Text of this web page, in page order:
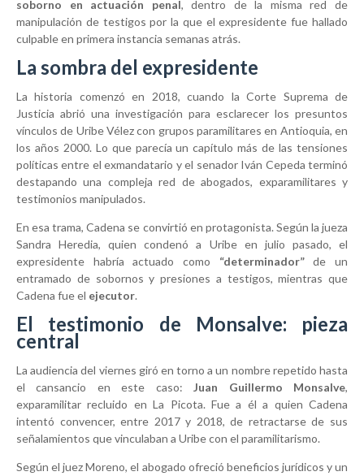
soborno en actuación penal, dentro de la misma red de
manipulación de testigos por la que el expresidente fue hallado
culpable en primera instancia semanas atrás.
La sombra del expresidente
La historia comenzó en 2018, cuando la Corte Suprema de
Justicia abrió una investigación para esclarecer los presuntos
vínculos de Uribe Vélez con grupos paramilitares en Antioquia, en
los años 2000. Lo que parecía un capítulo más de las tensiones
políticas entre el exmandatario y el senador Iván Cepeda terminó
destapando una compleja red de abogados, exparamilitares y
testimonios manipulados.
En esa trama, Cadena se convirtió en protagonista. Según la jueza
Sandra Heredia, quien condenó a Uribe en julio pasado, el
expresidente habría actuado como “determinador”de un
entramado de sobornos y presiones a testigos, mientras que
Cadena fue el ejecutor.
El testimonio de Monsalve: pieza
central
La audiencia del viernes giró en torno a un nombre repetido hasta
el cansancio en este caso:Juan Guillermo Monsalve,
exparamilitar recluido en La Picota. Fue a él a quien Cadena
intentó convencer, entre 2017 y 2018, de retractarse de sus
señalamientos que vinculaban a Uribe con el paramilitarismo.
Según el juez Moreno, el abogado ofreció beneficios jurídicos y un